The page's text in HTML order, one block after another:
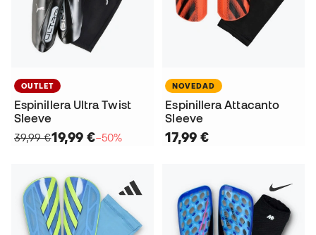
OUTLET
Espinillera Ultra Twist
Sleeve
39,99 €19,99 €−50%
NOVEDAD
Espinillera Attacanto
Sleeve
17,99 €